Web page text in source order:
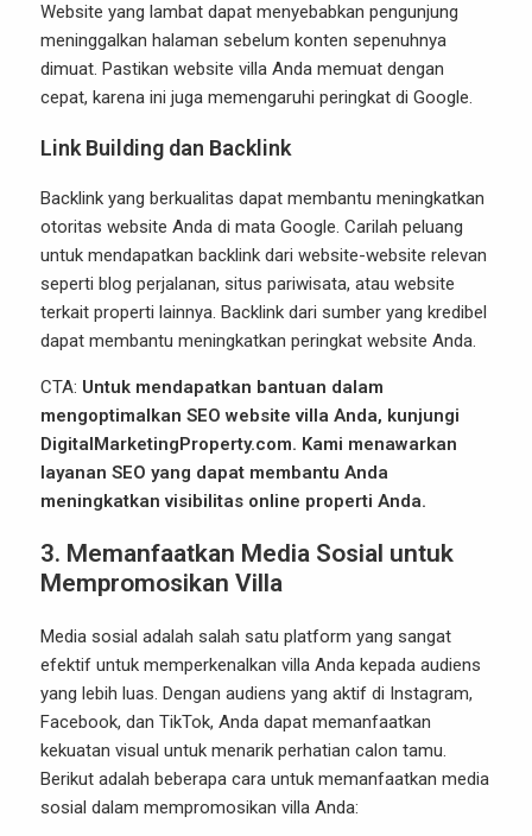
Website yang lambat dapat menyebabkan pengunjung
meninggalkan halaman sebelum konten sepenuhnya
dimuat. Pastikan website villa Anda memuat dengan
cepat, karena ini juga memengaruhi peringkat di Google.
Link Building dan Backlink
Backlink yang berkualitas dapat membantu meningkatkan
otoritas website Anda di mata Google. Carilah peluang
untuk mendapatkan backlink dari website-website relevan
seperti blog perjalanan, situs pariwisata, atau website
terkait properti lainnya. Backlink dari sumber yang kredibel
dapat membantu meningkatkan peringkat website Anda.
CTA: Untuk mendapatkan bantuan dalam
mengoptimalkan SEO website villa Anda, kunjungi
DigitalMarketingProperty.com. Kami menawarkan
layanan SEO yang dapat membantu Anda
meningkatkan visibilitas online properti Anda.
3. Memanfaatkan Media Sosial untuk
Mempromosikan Villa
Media sosial adalah salah satu platform yang sangat
efektif untuk memperkenalkan villa Anda kepada audiens
yang lebih luas. Dengan audiens yang aktif di Instagram,
Facebook, dan TikTok, Anda dapat memanfaatkan
kekuatan visual untuk menarik perhatian calon tamu.
Berikut adalah beberapa cara untuk memanfaatkan media
sosial dalam mempromosikan villa Anda: